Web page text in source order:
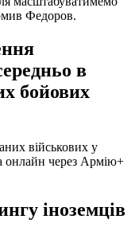
Федоров.
в
бойових
військових у
онлайн через Армію+
іноземців